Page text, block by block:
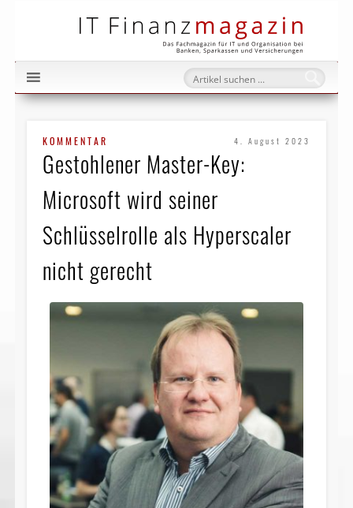
KOMMENTAR 4. August 2023
Gestohlener Master-Key:
Microsoft wird seiner
Schlüsselrolle als Hyperscaler
nicht gerecht